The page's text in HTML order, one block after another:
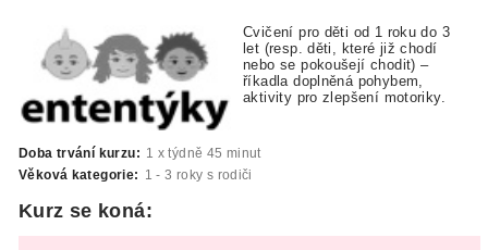
Cvičení pro děti od 1 roku do 3
let (resp. děti, které již chodí
nebo se pokoušejí chodit) –
říkadla doplněná pohybem,
aktivity pro zlepšení motoriky.
Doba trvání kurzu: 1 x týdně 45 minut
Věková kategorie:
1 - 3 roky s rodiči
Kurz se koná: